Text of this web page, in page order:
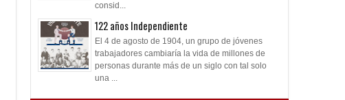
consid...
122 años Independiente
El 4 de agosto de 1904, un grupo de jóvenes
trabajadores cambiaría la vida de millones de
personas durante más de un siglo con tal solo
una ...